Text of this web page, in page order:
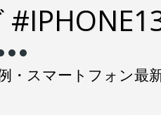
・スマートフォン最